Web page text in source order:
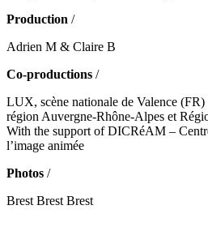
Production /
Adrien M & Claire B
Co-productions /
LUX, scène nationale de Valence
région Auvergne-Rhône-Alpes et
With the support of DICRéAM –
l’image animée
Photos /
Brest Brest Brest